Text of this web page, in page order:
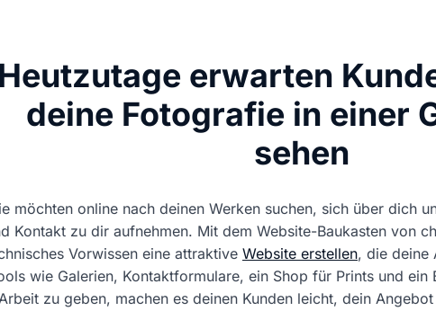
Heutzutage erwarten
deine Fotografie in einer
sehen
möchten online nach deinen Werken suchen, sich über dich
Kontakt zu dir aufnehmen. Mit dem Website-Baukasten von
Vorwissen eine attraktive Website erstellen, die deine
wie Galerien, Kontaktformulare, ein Shop für Prints und ein
zu geben, machen es deinen Kunden leicht, dein